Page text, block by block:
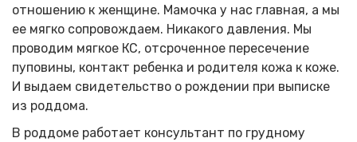
отношению к женщине. Мамочка у нас главная, а мы
ее мягко сопровождаем. Никакого давления. Мы
проводим мягкое КС, отсроченное пересечение
пуповины, контакт ребенка и родителя кожа к коже.
И выдаем свидетельство о рождении при выписке
из роддома.
В роддоме работает консультант по грудному